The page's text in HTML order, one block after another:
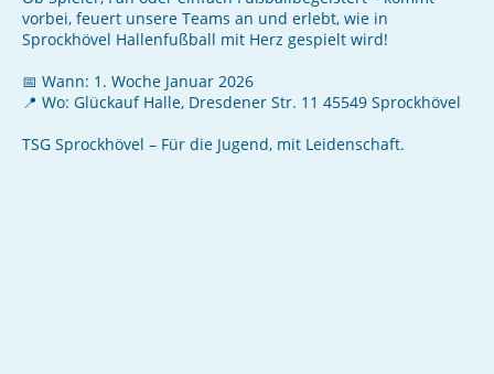
vorbei, feuert unsere Teams an und erlebt, wie in
Sprockhövel Hallenfußball mit Herz gespielt wird!
📅 Wann: 1. Woche Januar 2026
📍 Wo: Glückauf Halle, Dresdener Str. 11 45549 Sprockhövel
TSG Sprockhövel – Für die Jugend, mit Leidenschaft.